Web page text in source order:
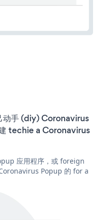
动手 (diy) Coronavirus
techie a Coronavirus
应用程序，或 foreign
Popup 的 for a